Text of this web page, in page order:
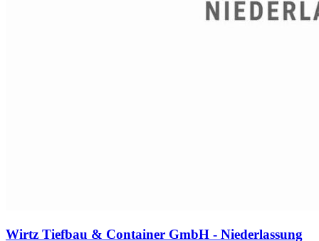
Wirtz Tiefbau & Container GmbH - Niederlassung